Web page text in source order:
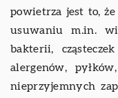
powietrza jest to,
usuwaniu m.in.
bakterii,
alergenów,
nieprzyjemnych